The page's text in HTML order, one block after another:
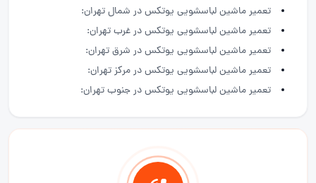
تعمیر ماشین لباسشویی یوتکس در شمال تهران:
تعمیر ماشین لباسشویی یوتکس در غرب تهران:
تعمیر ماشین لباسشویی یوتکس در شرق تهران:
تعمیر ماشین لباسشویی یوتکس در مرکز تهران:
تعمیر ماشین لباسشویی یوتکس در جنوب تهران: